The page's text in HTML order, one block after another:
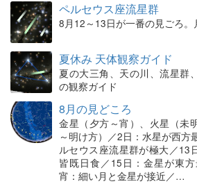
ペルセウス座流星群
8月12～13日が一番の見ごろ。
夏休み 天体観察ガイド
夏の大三角、天の川、流星群
の観察ガイド
8月の見どころ
金星（夕方～宵）、火星（未
～明け方）／2日：水星が西方
ルセウス座流星群が極大／13
皆既日食／15日：金星が東
宵：細い月と金星が接近／…